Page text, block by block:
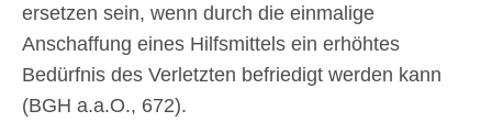
ersetzen sein, wenn durch die einmalige
Anschaffung eines Hilfsmittels ein erhöhtes
Bedürfnis des Verletzten befriedigt werden kann
(BGH a.a.O., 672).